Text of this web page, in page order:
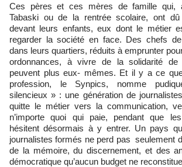
Ces pères et ces mères de famille qui,
Tabaski ou de la rentrée scolaire, ont
devant leurs enfants, eux dont le métier
regarder la société en face. Des chefs
dans leurs quartiers, réduits à emprunter
ordonnances, à vivre de la solidarité de
peuvent plus eux- mêmes. Et il y a ce
profession, le Synpics, nomme
silencieux » : une génération de
quitte le métier vers la communication,
n’importe quoi qui paie, pendant que
hésitent désormais à y entrer. Un pays
journalistes formés ne perd pas seulement
de la mémoire, du discernement, et des
démocratique qu’aucun budget ne